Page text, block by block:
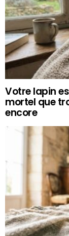
Votre lapin
mortel que
encore